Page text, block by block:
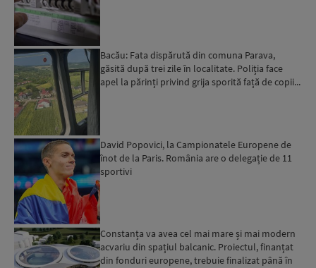
Bacău: Fata dispărută din comuna Parava,
găsită după trei zile în localitate. Poliția face
apel la părinți privind grija sporită față de copii...
David Popovici, la Campionatele Europene de
înot de la Paris. România are o delegație de 11
sportivi
Constanța va avea cel mai mare și mai modern
acvariu din spațiul balcanic. Proiectul, finanțat
din fonduri europene, trebuie finalizat până în